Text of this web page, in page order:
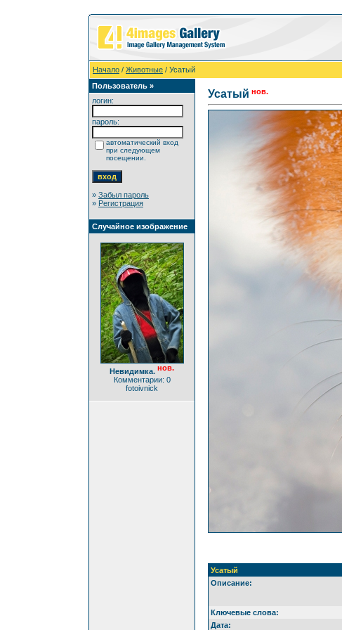
Начало / Животные / Усатый
Пользователь »
логин:
пароль:
автоматический вход
при следующем
посещении.
» Забыл пароль
» Регистрация
Случайное изображение
Невидимка. нов.
Комментарии: 0
fotoivnick
Усатый нов.
Усатый
Описание:
Ключевые слова:
Дата: